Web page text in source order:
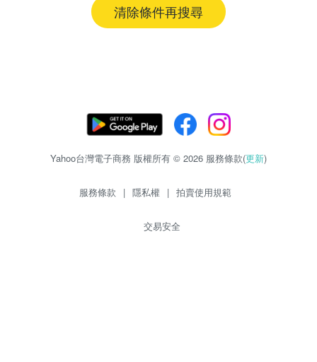
清除條件再搜尋
Yahoo台灣電子商務 版權所有 © 2026 服務條款(更新)
服務條款 | 隱私權 | 拍賣使用規範
交易安全